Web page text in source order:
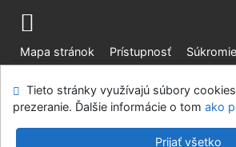
Mapa stránok Prístupnosť
Súkromie
Slovenská lesnícka a drevárska
univerzite vo Zvolene
Tieto stránky využívajú súbory
prezeranie. Ďalšie informácie o tom ako
Prijať všetko